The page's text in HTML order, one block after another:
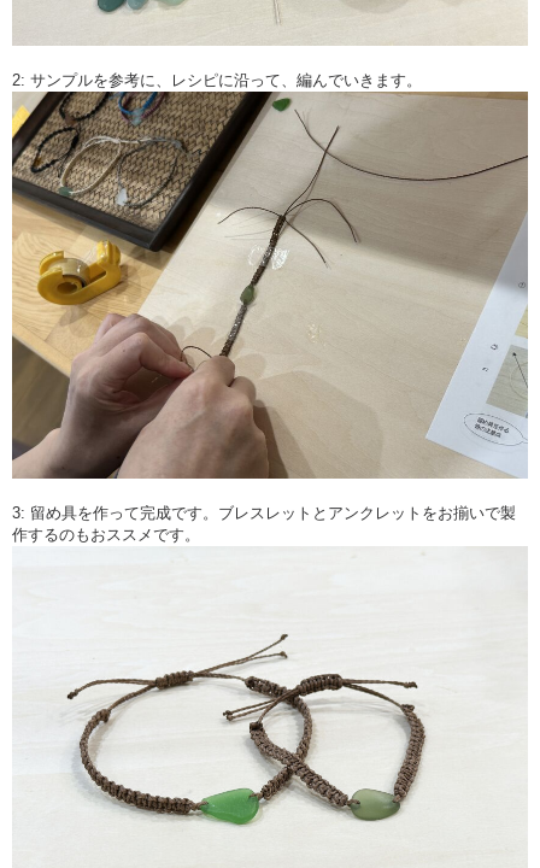
2: サンプルを参考に、レシピに沿って、編んでいきます。
3: 留め具を作って完成です。ブレスレットとアンクレットをお揃いで製
作するのもおススメです。